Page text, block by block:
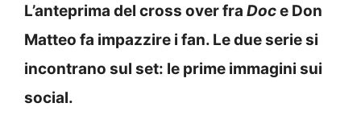
L’anteprima del cross over fra Doce Don
Matteo fa impazzire i fan. Le due serie si
incontrano sul set: le prime immagini sui
social.